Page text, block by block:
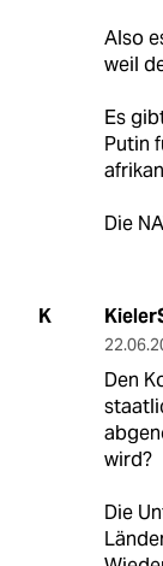
Also
weil
Es
Putin
Die
K
Den
wird?
Die